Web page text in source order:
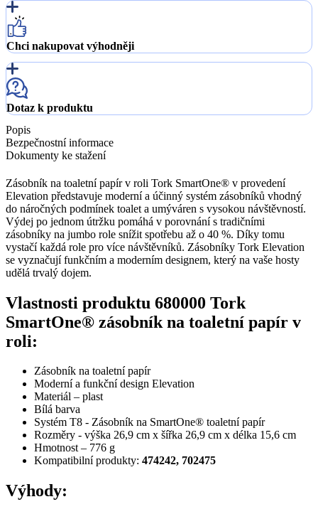
Chci nakupovat výhodněji
Dotaz k produktu
Popis
Bezpečnostní informace
Dokumenty ke stažení
Zásobník na toaletní papír v roli Tork SmartOne® v provedení
Elevation představuje moderní a účinný systém zásobníků vhodný
do náročných podmínek toalet a umýváren s vysokou návštěvností.
Výdej po jednom útržku pomáhá v porovnání s tradičními
zásobníky na jumbo role snížit spotřebu až o 40 %. Díky tomu
vystačí každá role pro více návštěvníků. Zásobníky Tork Elevation
se vyznačují funkčním a moderním designem, který na vaše hosty
udělá trvalý dojem.
Vlastnosti produktu 680000 Tork
SmartOne® zásobník na toaletní papír v
roli:
Zásobník na toaletní papír
Moderní a funkční design Elevation
Materiál – plast
Bílá barva
Systém T8 - Zásobník na SmartOne® toaletní papír
Rozměry - výška 26,9 cm x šířka 26,9 cm x délka 15,6 cm
Hmotnost – 776 g
Kompatibilní produkty: 474242, 702475
Výhody: